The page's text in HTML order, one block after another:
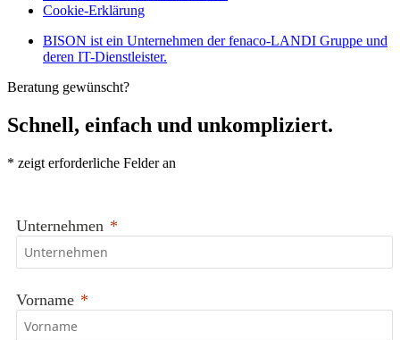
Cookie-Erklärung
BISON ist ein Unternehmen der fenaco-LANDI Gruppe und
deren IT-Dienstleister.
Beratung gewünscht?
Schnell, einfach und unkompliziert.
* zeigt erforderliche Felder an
Unternehmen
Vorname